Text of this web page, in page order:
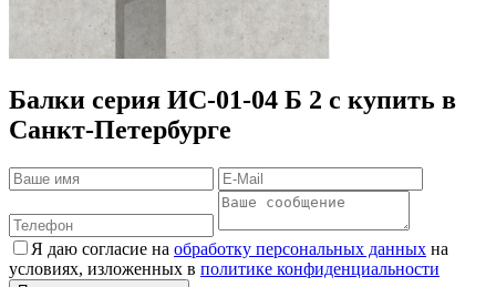
Балки серия ИС-01-04 Б 2 с купить в
Санкт-Петербурге
Я даю согласие на обработку персональных данных на
условиях, изложенных в политике конфиденциальности